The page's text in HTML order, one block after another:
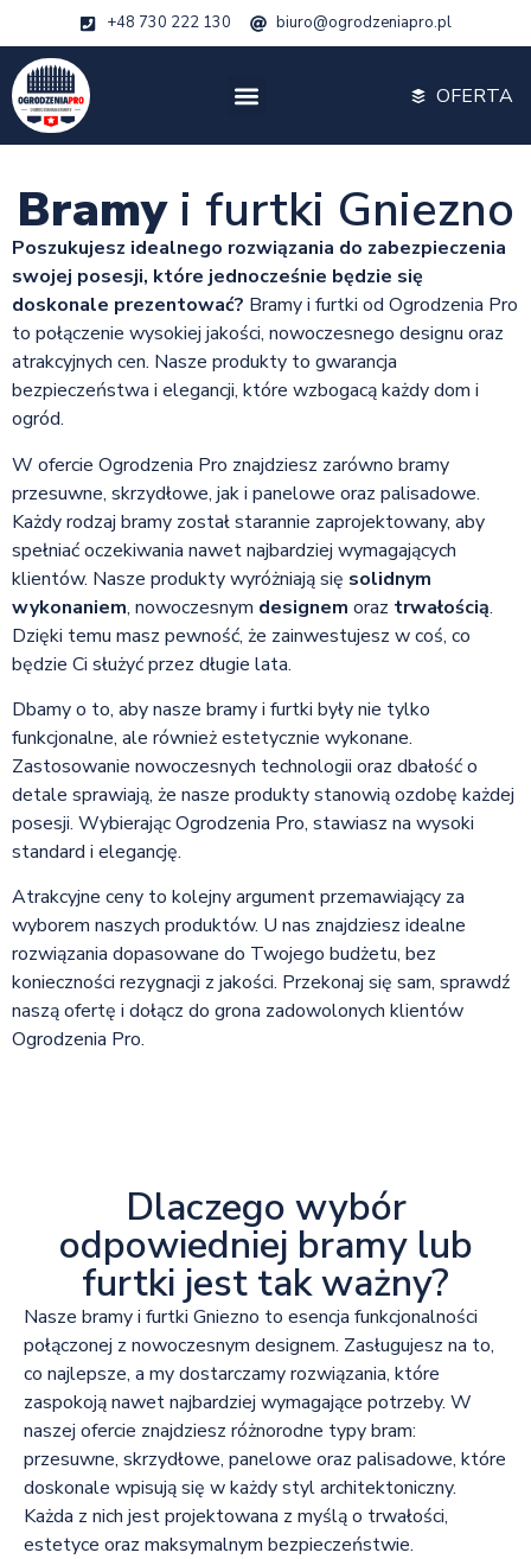
+48 730 222 130 biuro@ogrodzeniapro.pl
OFERTA
Bramy i furtki Gniezno
Poszukujesz idealnego rozwiązania do zabezpieczenia
swojej posesji, które jednocześnie będzie się
doskonale prezentować? Bramy i furtki od Ogrodzenia Pro
to połączenie wysokiej jakości, nowoczesnego designu oraz
atrakcyjnych cen. Nasze produkty to gwarancja
bezpieczeństwa i elegancji, które wzbogacą każdy dom i
ogród.
W ofercie Ogrodzenia Pro znajdziesz zarówno bramy
przesuwne, skrzydłowe, jak i panelowe oraz palisadowe.
Każdy rodzaj bramy został starannie zaprojektowany, aby
spełniać oczekiwania nawet najbardziej wymagających
klientów. Nasze produkty wyróżniają się solidnym
wykonaniem, nowoczesnym designem oraz trwałością.
Dzięki temu masz pewność, że zainwestujesz w coś, co
będzie Ci służyć przez długie lata.
Dbamy o to, aby nasze bramy i furtki były nie tylko
funkcjonalne, ale również estetycznie wykonane.
Zastosowanie nowoczesnych technologii oraz dbałość o
detale sprawiają, że nasze produkty stanowią ozdobę każdej
posesji. Wybierając Ogrodzenia Pro, stawiasz na wysoki
standard i elegancję.
Atrakcyjne ceny to kolejny argument przemawiający za
wyborem naszych produktów. U nas znajdziesz idealne
rozwiązania dopasowane do Twojego budżetu, bez
konieczności rezygnacji z jakości. Przekonaj się sam, sprawdź
naszą ofertę i dołącz do grona zadowolonych klientów
Ogrodzenia Pro.
Dlaczego wybór
odpowiedniej bramy lub
furtki jest tak ważny?
Nasze bramy i furtki Gniezno to esencja funkcjonalności
połączonej z nowoczesnym designem. Zasługujesz na to,
co najlepsze, a my dostarczamy rozwiązania, które
zaspokoją nawet najbardziej wymagające potrzeby. W
naszej ofercie znajdziesz różnorodne typy bram:
przesuwne, skrzydłowe, panelowe oraz palisadowe, które
doskonale wpisują się w każdy styl architektoniczny.
Każda z nich jest projektowana z myślą o trwałości,
estetyce oraz maksymalnym bezpieczeństwie.